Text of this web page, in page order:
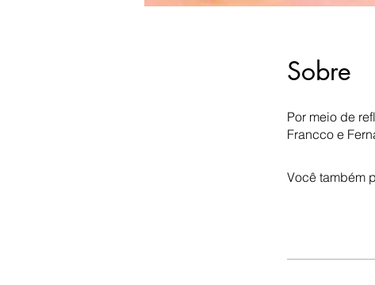
Sobre
Por meio de
Francco e
Você também